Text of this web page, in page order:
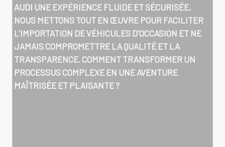
AUDI UNE EXPÉRIENCE FLUIDE ET SÉCURISÉE.
NOUS METTONS TOUT EN ŒUVRE POUR FACILITER
L'IMPORTATION DE VÉHICULES D'OCCASION ET NE
JAMAIS COMPROMETTRE LA QUALITÉ ET LA
TRANSPARENCE. COMMENT TRANSFORMER UN
PROCESSUS COMPLEXE EN UNE AVENTURE
MAÎTRISÉE ET PLAISANTE ?